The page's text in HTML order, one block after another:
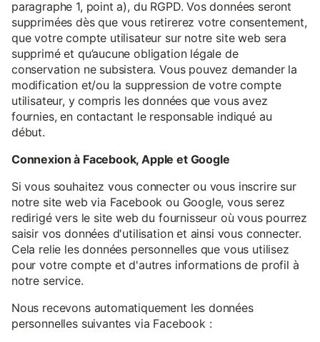
paragraphe 1, point a), du RGPD. Vos données seront
supprimées dès que vous retirerez votre consentement,
que votre compte utilisateur sur notre site web sera
supprimé et qu’aucune obligation légale de
conservation ne subsistera. Vous pouvez demander la
modification et/ou la suppression de votre compte
utilisateur, y compris les données que vous avez
fournies, en contactant le responsable indiqué au
début.
Connexion à Facebook, Apple et Google
Si vous souhaitez vous connecter ou vous inscrire sur
notre site web via Facebook ou Google, vous serez
redirigé vers le site web du fournisseur où vous pourrez
saisir vos données d'utilisation et ainsi vous connecter.
Cela relie les données personnelles que vous utilisez
pour votre compte et d'autres informations de profil à
notre service.
Nous recevons automatiquement les données
personnelles suivantes via Facebook :